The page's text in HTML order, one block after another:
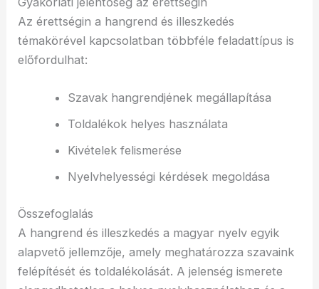
Az érettségin a hangrend és illeszkedés
témakörével kapcsolatban többféle feladattípus is
előfordulhat:
Szavak hangrendjének megállapítása
Toldalékok helyes használata
Kivételek felismerése
Nyelvhelyességi kérdések megoldása
Összefoglalás
A hangrend és illeszkedés a magyar nyelv egyik
alapvető jellemzője, amely meghatározza szavaink
felépítését és toldalékolását. A jelenség ismerete